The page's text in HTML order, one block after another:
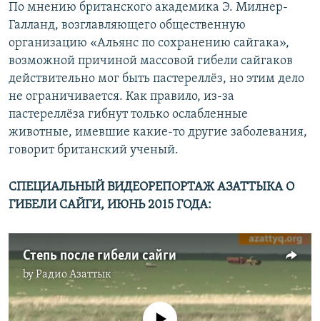
По мнению британского академика Э. Милнер-
Галланд, возглавляющего общественную
организацию «Альянс по сохранению сайгака»,
возможной причиной массовой гибели сайгаков
действительно мог быть пастереллёз, но этим дело
не ограничивается. Как правило, из-за
пастереллёза гибнут только ослабленные
животные, имевшие какие-то другие заболевания,
говорит британский ученый.
СПЕЦИАЛЬНЫЙ ВИДЕОРЕПОРТАЖ АЗАТТЫКА О
ГИБЕЛИ САЙГИ, ИЮНЬ 2015 ГОДА:
Степь после гибели сайги
byРадио Азаттык
No media source currently available